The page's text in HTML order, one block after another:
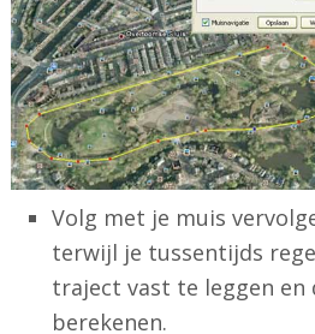
Volg met je muis
terwijl je tussentijds
traject vast te leggen en
berekenen.